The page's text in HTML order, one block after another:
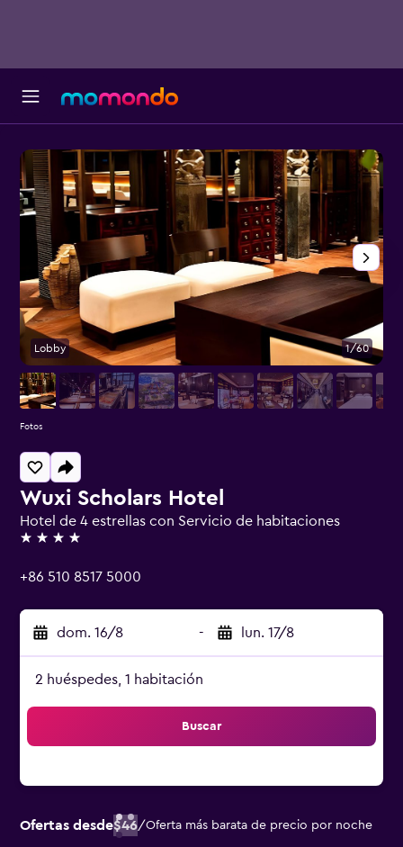
Wuxi Scholars Hotel
Hotel de 4 estrellas con Servicio de habitaciones
4 estrellas
+86 510 8517 5000
dom. 16/8 - lun. 17/8
2 huéspedes, 1 habitación
Buscar
Ofertas desde$46/Oferta más barata de precio por noche
Lobby 1/60
Fotos